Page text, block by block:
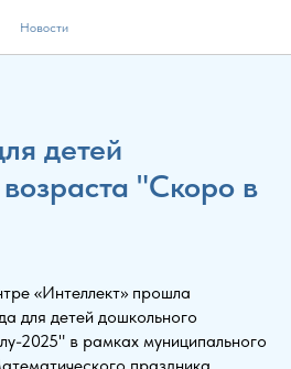
Новости
детей
"Скоро в
«Интеллект» прошла
для детей дошкольного
2025" в рамках муниципального